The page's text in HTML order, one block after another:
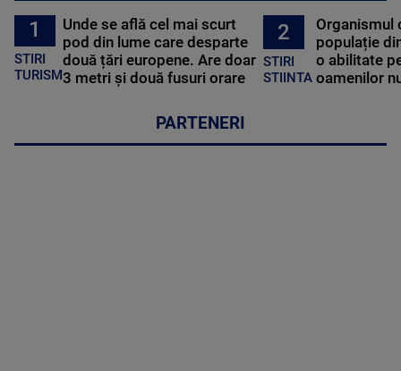
1
STIRI
TURISM
Unde se află cel mai scurt
pod din lume care desparte
două țări europene. Are doar
3 metri și două fusuri orare
2
STIRI
STIINTA
Organismul
populație
o abilitate
oamenilor
PARTENERI